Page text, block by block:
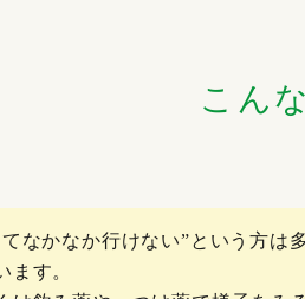
こん
なかなか行けない”という方は
ます。